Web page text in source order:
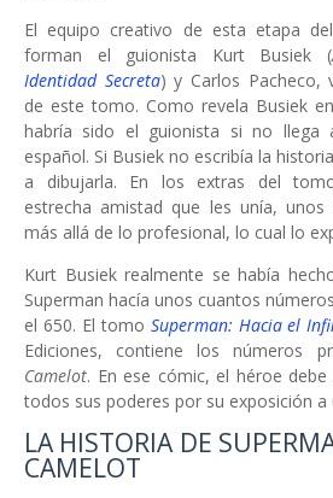
El equipo creativo de esta etapa
forman el guionista Kurt Busiek (
Identidad Secreta) y Carlos Pacheco,
de este tomo. Como revela Busiek
habría sido el guionista si no llega
español. Si Busiek no escribía la
a dibujarla. En los extras del
estrecha amistad que les unía,
más allá de lo profesional, lo cual lo
Kurt Busiek realmente se había
Superman hacía unos cuantos
el 650. El tomo Superman: Hacia el
Ediciones, contiene los números
Camelot. En ese cómic, el héroe
todos sus poderes por su exposición a
LA HISTORIA DE
CAMELOT